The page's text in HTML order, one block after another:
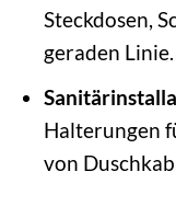
Steckdosen,
geraden Linie.
Halterungen
von